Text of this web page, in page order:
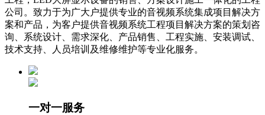
公司。致力于为广大户提供专业的音视频系统集成项目解决方
案和产品，为客户提供音视频系统工程项目解决方案的策划咨
询、系统设计、需求深化、产品销售、工程实施、安装调试、
技术支持、人员培训及维修维护等专业化服务。
一对一服务